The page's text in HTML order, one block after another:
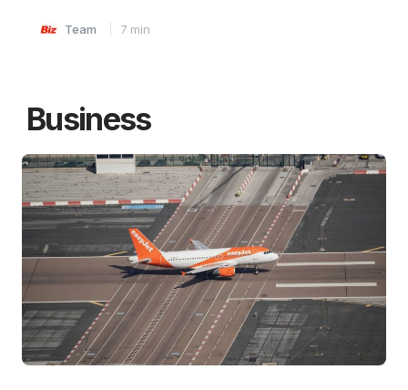
Team 7 min
Business